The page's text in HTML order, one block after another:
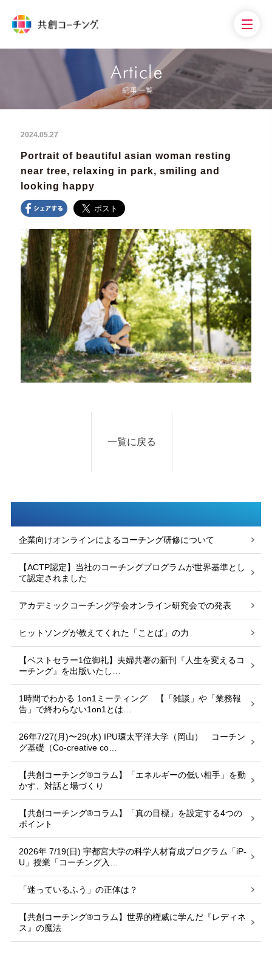
2024.05.27
Portrait of beautiful asian woman resting
near tree, relaxing in park, smiling and
looking happy
一覧に戻る
企業向けオンラインによるコーチング研修について
【ACTP認定】当社のコーチングプログラムが世界基準とし
て認定されました
アカデミックコーチング学会オンライン研究会での発表
ヒットソングが教えてくれた「ことば」の力
【ベストセラー1位御礼】夫婦共著の新刊『人生を変えるコ
ーチング』を出版いたし…
1時間でわかる 1on1ミーティング 【「雑談」や「業務報
告」で終わらない1on1とは…
26年7/27(月)〜29(水) IPU環太平洋大学（岡山） コーチン
グ基礎（Co-creative co…
【共創コーチング®︎コラム】「エネルギーの低い相手」を動
かす、対話と場づくり
【共創コーチング®︎コラム】「真の目標」を設定する4つの
ポイント
2026年 7/19(日) 宇都宮大学の科学人材育成プログラム「iP-
U」授業「コーチング入…
「迷っているふう」の正体は？
【共創コーチング®︎コラム】世界的権威に学んだ『レディネ
ス』の魔法